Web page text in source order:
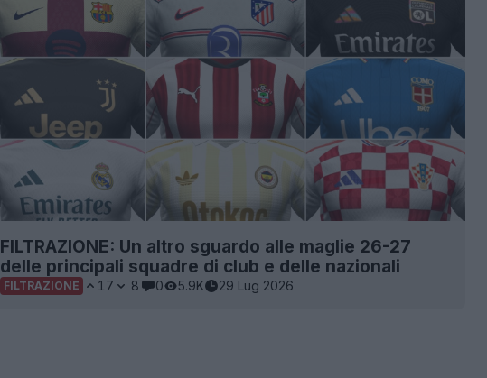
FILTRAZIONE: Un altro sguardo alle maglie 26-27
delle principali squadre di club e delle nazionali
FILTRAZIONE 17 8 0 5.9K 29 Lug 2026